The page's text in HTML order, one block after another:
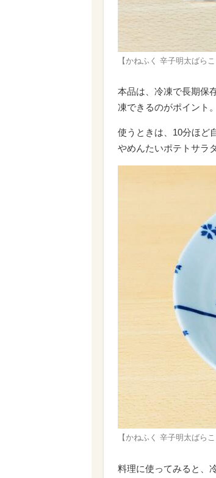
【かねふく 辛子明太ばら
本品は、冷凍で長期保
凍できるのがポイント。
使うときは、10分ほど
やめんたいポテトサラ
【かねふく 辛子明太ばら
料理に使ってみると、